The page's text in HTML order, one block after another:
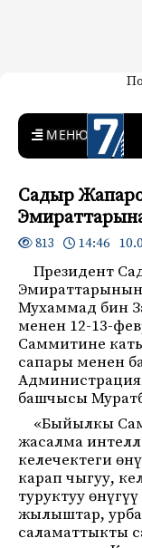
7-
Жаңылыктар —
MENU
Садыр
813 14:46
Президент
Мухаммад бин
менен 12-13-
Саммитине
сапары менен
башчысы
«Быйылкы
жасалма
келечектеги
карап чыгуу,
туруктуу
жылыштар,
саламаттыкты